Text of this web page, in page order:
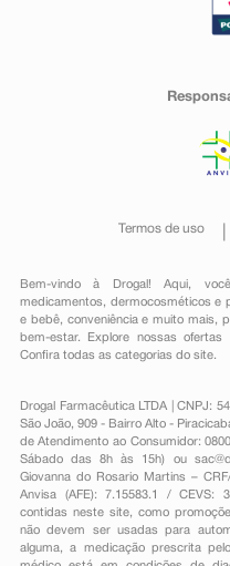
Termos de uso
Bem-vindo à Drogal! Aqui,
medicamentos , dermocosméticos e
e bebê, conveniênciae muito mais,
bem-estar. Explore nossas
Confira todas as categorias do site.
Drogal Farmacêutica LTDA | CNPJ:
São João, 909 - Bairro Alto -
de Atendimento ao Consumidor:
Sábado das 8h às 15h) ou
Giovanna do Rosario Martins –
Anvisa (AFE): 7.15583.1 / CEVS:
contidas neste site, como
não devem ser usadas para
alguma, a medicação prescrita